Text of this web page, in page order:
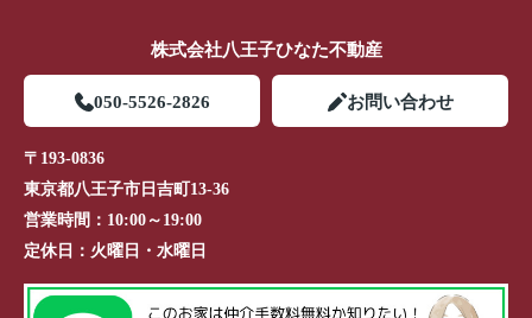
株式会社八王子ひなた不動産
050-5526-2826 お問い合わせ
〒193-0836
東京都八王子市日吉町13-36
営業時間： 10:00～19:00
定休日： 火曜日・水曜日